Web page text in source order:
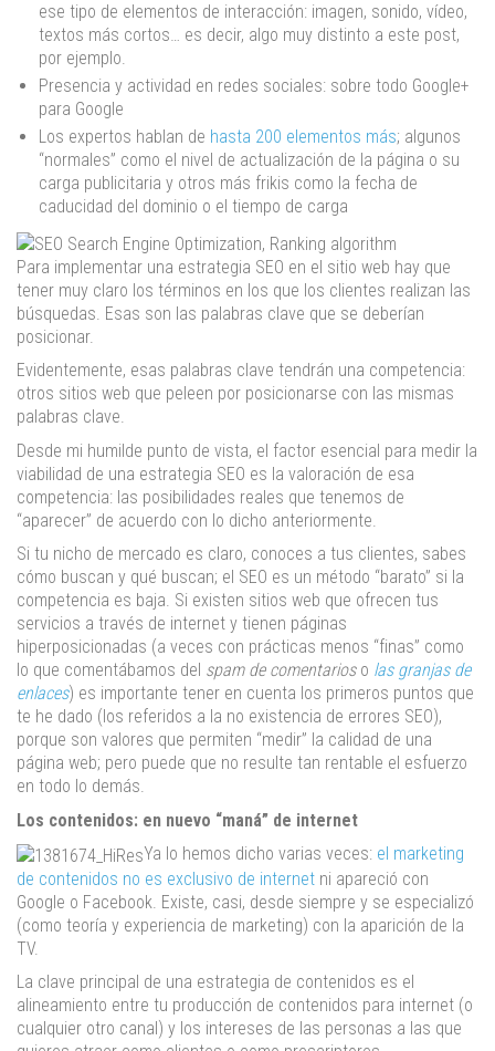
ese tipo de elementos de interacción: imagen, sonido, vídeo,
textos más cortos… es decir, algo muy distinto a este post,
por ejemplo.
Presencia y actividad en redes sociales: sobre todo Google+
para Google
Los expertos hablan de hasta 200 elementos más; algunos
“normales” como el nivel de actualización de la página o su
carga publicitaria y otros más frikis como la fecha de
caducidad del dominio o el tiempo de carga
Para implementar una estrategia SEO en el sitio web hay que
tener muy claro los términos en los que los clientes realizan las
búsquedas. Esas son las palabras clave que se deberían
posicionar.
Evidentemente, esas palabras clave tendrán una competencia:
otros sitios web que peleen por posicionarse con las mismas
palabras clave.
Desde mi humilde punto de vista, el factor esencial para medir la
viabilidad de una estrategia SEO es la valoración de esa
competencia: las posibilidades reales que tenemos de
“aparecer” de acuerdo con lo dicho anteriormente.
Si tu nicho de mercado es claro, conoces a tus clientes, sabes
cómo buscan y qué buscan; el SEO es un método “barato” si la
competencia es baja. Si existen sitios web que ofrecen tus
servicios a través de internet y tienen páginas
hiperposicionadas (a veces con prácticas menos “finas” como
lo que comentábamos del spam de comentarioso las granjas de
enlaces) es importante tener en cuenta los primeros puntos que
te he dado (los referidos a la no existencia de errores SEO),
porque son valores que permiten “medir” la calidad de una
página web; pero puede que no resulte tan rentable el esfuerzo
en todo lo demás.
Los contenidos: en nuevo “maná” de internet
Ya lo hemos dicho varias veces: el marketing
de contenidos no es exclusivo de internet ni apareció con
Google o Facebook. Existe, casi, desde siempre y se especializó
(como teoría y experiencia de marketing) con la aparición de la
TV.
La clave principal de una estrategia de contenidos es el
alineamiento entre tu producción de contenidos para internet (o
cualquier otro canal) y los intereses de las personas a las que